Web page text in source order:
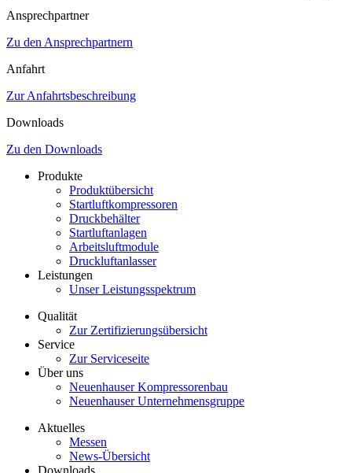
Ansprechpartner
Zu den Ansprechpartnern
Anfahrt
Zur Anfahrtsbeschreibung
Downloads
Zu den Downloads
Produkte
Produktübersicht
Startluftkompressoren
Druckbehälter
Startluftanlagen
Arbeitsluftmodule
Druckluftanlasser
Leistungen
Unser Leistungsspektrum
Qualität
Zur Zertifizierungsübersicht
Service
Zur Serviceseite
Über uns
Neuenhauser Kompressorenbau
Neuenhauser Unternehmensgruppe
Aktuelles
Messen
News-Übersicht